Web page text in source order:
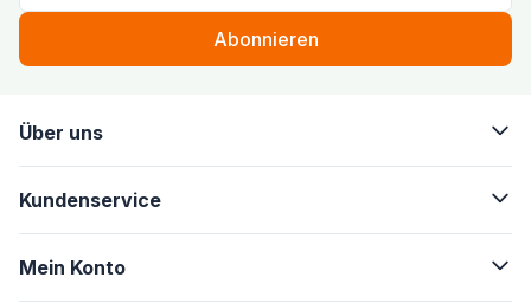
Abonnieren
Über uns
Kundenservice
Mein Konto